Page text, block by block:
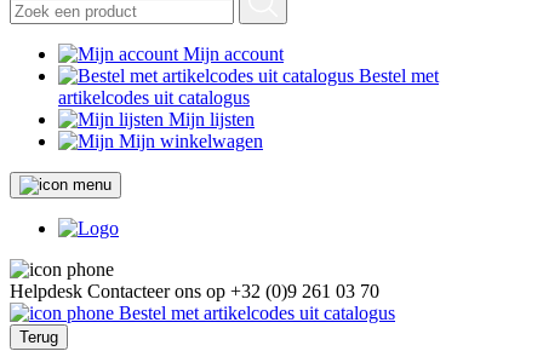
Mijn account
Bestel met
artikelcodes uit catalogus
Mijn lijsten
Mijn winkelwagen
Helpdesk Contacteer ons op +32 (0)9 261 03 70
Bestel met artikelcodes uit catalogus
Terug